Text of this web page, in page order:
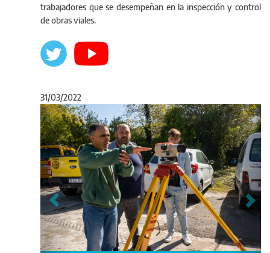
trabajadores que se desempeñan en la inspección y control
de obras viales.
31/03/2022
Anterior